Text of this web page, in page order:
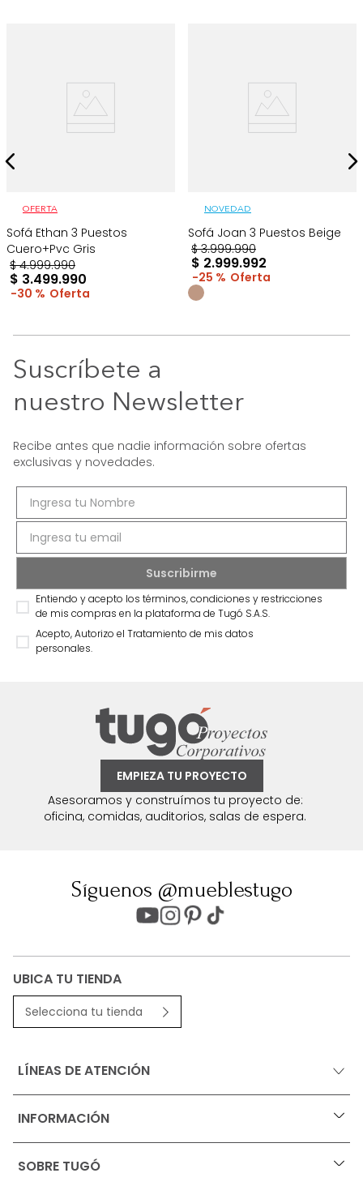
OFERTA
Sofá Ethan 3 Puestos
Cuero+Pvc Gris
$ 4.999.990
$ 3.499.990
30 %
NOVEDAD
Sofá Joan 3 Puestos Beige
$ 3.999.990
$ 2.999.992
25 %
Suscríbete a
nuestro Newsletter
Recibe antes que nadie información sobre ofertas
exclusivas y novedades.
Entiendo y acepto los términos, condiciones y restricciones
de mis compras en la plataforma de Tugó S.A.S.
Acepto, Autorizo el Tratamiento de mis datos
personales.
EMPIEZA TU PROYECTO
Asesoramos y construímos tu proyecto de:
oficina, comidas, auditorios, salas de espera.
Síguenos @mueblestugo
UBICA TU TIENDA
Selecciona tu tienda
LÍNEAS DE ATENCIÓN
INFORMACIÓN +
Ofertas vigentes
SOBRE TUGÓ +